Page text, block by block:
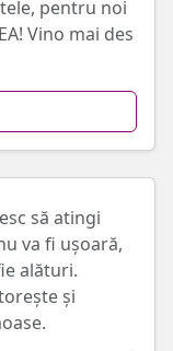
pentru noi
Vino mai des
să atingi
va fi ușoară,
alături.
și